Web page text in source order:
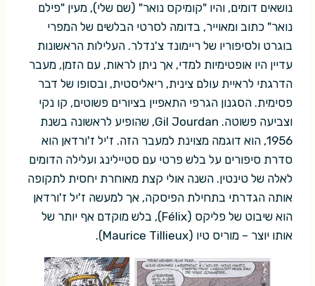
נושאים דומים, והיו "קומיקס נואר" (שם שלי), מעין "פילם
נואר" כתוב ומאוייר, בדומה לסרטי הבלשים של המפרי
בוגרט ולסיפוריו של ריימונד צ'נדלר. העלילות הראשונות
עדיין היו אופטימיות למדי, אך ניתן לראות, עם הזמן, מעבר
הדרגתי לראיית עולם צינית, ריאליסטית, ובסופו של דבר
פסימית. הסגנון הגרפי התאפיין בציורים פשוטים, קו נקי
וצביעה פשוטה. Gil Jourdan, שהופיע לראשונה בשנת
1956, הוא דוגמה מצוינת למעבר הזה. ז'יל ז'ורדאן הוא
סדרת סיפורים על בלש פרטי עם סטיילינג ועלילה הדומים
לאלה של טינטין. השנה אולי קצת מאוחרת יחסית לתקופה
אותה הגדרתי בתחילת הפיסקה, אך למעשה ז'יל ז'ורדאן
הוא שיבוט של פליקס (Félix), בלש מוקדם אף יותר של
אותו יוצר – מוריס טיו (Maurice Tillieux).